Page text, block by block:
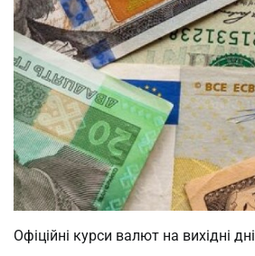
Офіційні курси валют на вихідні дні